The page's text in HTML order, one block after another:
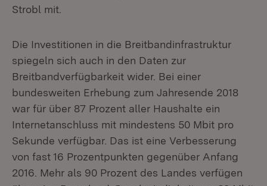
Strobl mit.
Die Investitionen in die Breitbandinfrastruktur
spiegeln sich auch in den Daten zur
Breitbandverfügbarkeit wider. Bei einer
bundesweiten Erhebung zum Jahresende 2018
war für über 87 Prozent aller Haushalte ein
Internetanschluss mit mindestens 50 Mbit pro
Sekunde verfügbar. Das ist eine Verbesserung
von fast 16 Prozentpunkten gegenüber Anfang
2016. Mehr als 90 Prozent des Landes verfügen